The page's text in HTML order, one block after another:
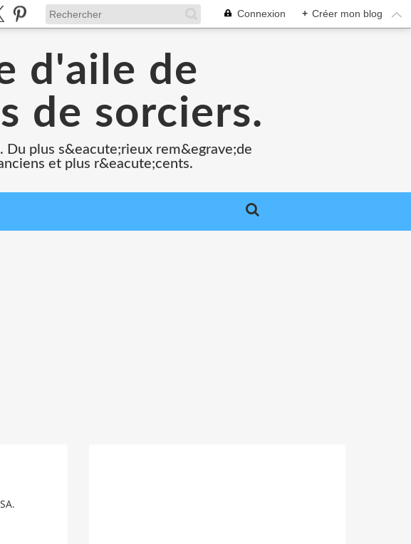
Connexion + Créer mon blog
d'aile de
de sorciers.
Du plus s&eacute;rieux rem&egrave;de
et plus r&eacute;cents.